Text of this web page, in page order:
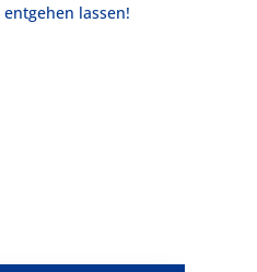
lassen!